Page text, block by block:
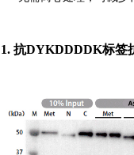
1. 抗DYKDDDDK标签